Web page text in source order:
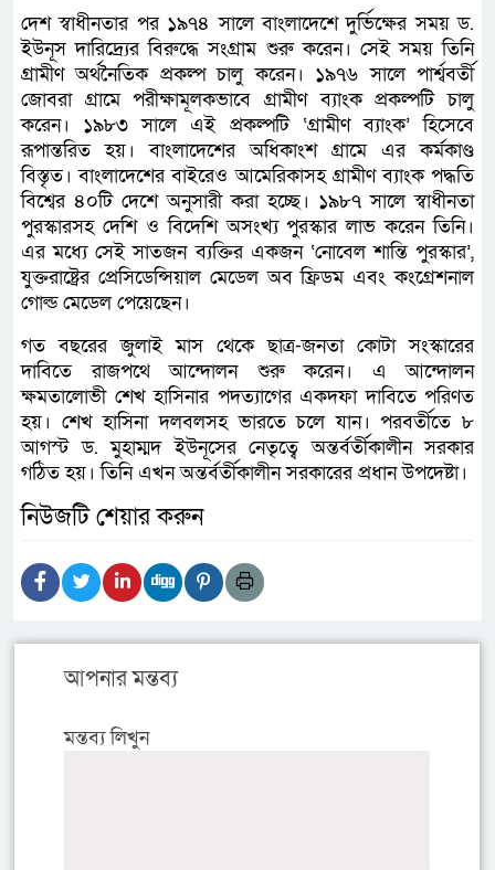
দেশ স্বাধীনতার পর ১৯৭৪ সালে বাংলাদেশে দুর্ভিক্ষের সময় ড.
ইউনূস দারিদ্র্যের বিরুদ্ধে সংগ্রাম শুরু করেন। সেই সময় তিনি
গ্রামীণ অর্থনৈতিক প্রকল্প চালু করেন। ১৯৭৬ সালে পার্শ্ববর্তী
জোবরা গ্রামে পরীক্ষামূলকভাবে গ্রামীণ ব্যাংক প্রকল্পটি চালু
করেন। ১৯৮৩ সালে এই প্রকল্পটি ‘গ্রামীণ ব্যাংক’ হিসেবে
রূপান্তরিত হয়। বাংলাদেশের অধিকাংশ গ্রামে এর কর্মকাণ্ড
বিস্তৃত। বাংলাদেশের বাইরেও আমেরিকাসহ গ্রামীণ ব্যাংক পদ্ধতি
বিশ্বের ৪০টি দেশে অনুসারী করা হচ্ছে। ১৯৮৭ সালে স্বাধীনতা
পুরস্কারসহ দেশি ও বিদেশি অসংখ্য পুরস্কার লাভ করেন তিনি।
এর মধ্যে সেই সাতজন ব্যক্তির একজন ‘নোবেল শান্তি পুরস্কার’,
যুক্তরাষ্ট্রের প্রেসিডেন্সিয়াল মেডেল অব ফ্রিডম এবং কংগ্রেশনাল
গোল্ড মেডেল পেয়েছেন।
গত বছরের জুলাই মাস থেকে ছাত্র-জনতা কোটা সংস্কারের
দাবিতে রাজপথে আন্দোলন শুরু করেন। এ আন্দোলন
ক্ষমতালোভী শেখ হাসিনার পদত্যাগের একদফা দাবিতে পরিণত
হয়। শেখ হাসিনা দলবলসহ ভারতে চলে যান। পরবর্তীতে ৮
আগস্ট ড. মুহাম্মদ ইউনূসের নেতৃত্বে অন্তর্বর্তীকালীন সরকার
গঠিত হয়। তিনি এখন অন্তর্বর্তীকালীন সরকারের প্রধান উপদেষ্টা।
নিউজটি শেয়ার করুন
আপনার মন্তব্য
মন্তব্য লিখুন